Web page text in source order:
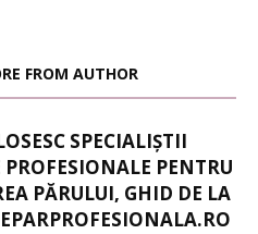
FROM AUTHOR
SPECIALIȘTII
PROFESIONALE PENTRU
PĂRULUI, GHID DE LA